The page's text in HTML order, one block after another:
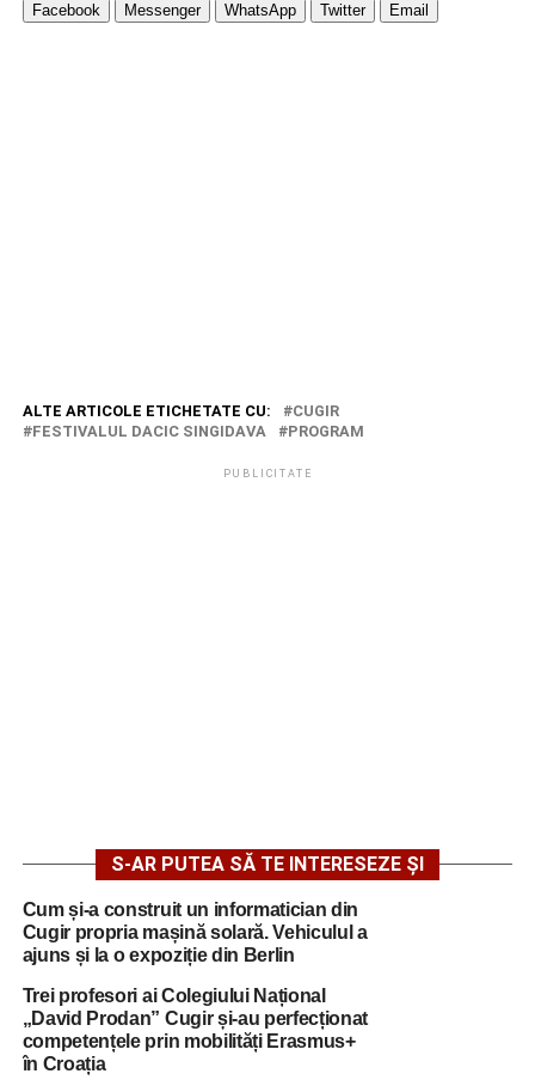
Facebook Messenger WhatsApp Twitter Email
ALTE ARTICOLE ETICHETATE CU:
CUGIR
FESTIVALUL DACIC SINGIDAVA
PROGRAM
PUBLICITATE
S-AR PUTEA SĂ TE INTERESEZE ȘI
Cum și-a construit un informatician din
Cugir propria mașină solară. Vehiculul a
ajuns și la o expoziție din Berlin
Trei profesori ai Colegiului Național
„David Prodan” Cugir și-au perfecționat
competențele prin mobilități Erasmus+
în Croația